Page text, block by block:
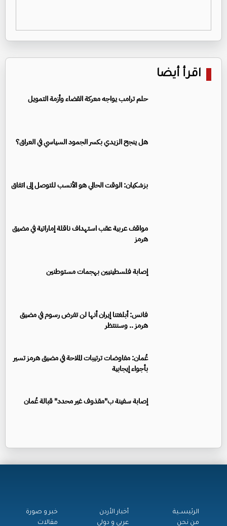
اقرأ أيضا
حلم ترامب يواجه معركة القضاء وأزمة التمويل
هل ينجح الزيدي بكسر الجمود السياسي في العراق؟
بزشكيان: الوقت الحالي هو الأنسب للتوصل إلى اتفاق
مواقف عربية عقب استهداف ناقلة إماراتية في مضيق
هرمز
إصابة فلسطينيين بهجمات مستوطنين
فانس: أبلغتنا إيران أنها لن تفرض رسوم في مضيق
هرمز .. وسننتظر
عُمان: مفاوضات ترتيبات الملاحة في مضيق هرمز تسير
بأجواء إيجابية
إصابة سفينة ب"مقذوف غير محدد" قبالة عُمان
الرئيســية
من نحن
أخبار الأردن
عربي و دولي
خبر و صورة
مقالات